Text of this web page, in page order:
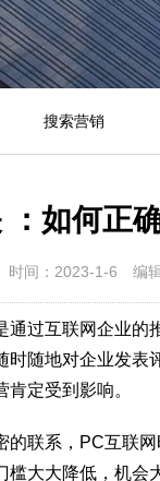
搜索营销
：如何正
时间：2023-1-6 编
过互联网企业
随地对企业发
定受到影响。
联系，PC互联
大大降低，机